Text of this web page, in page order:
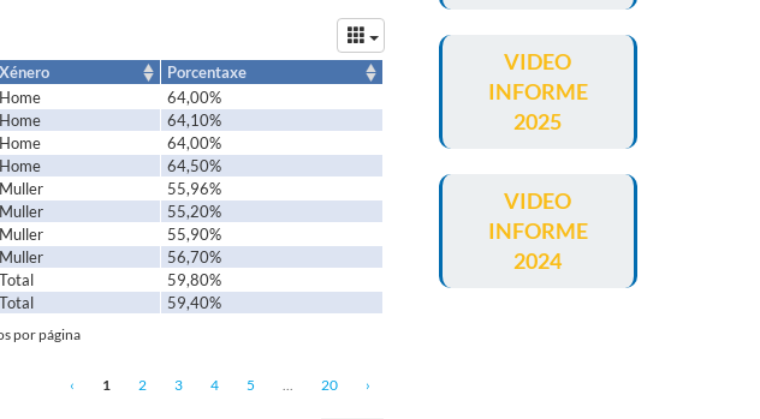
Xénero
Porcentaxe
Home
64,00%
Home
64,10%
Home
64,00%
Home
64,50%
Muller
55,96%
Muller
55,20%
Muller
55,90%
Muller
56,70%
Total
59,80%
Total 59,40%
por página
‹ 1 2 3 4 5 ... 20 ›
VIDEO
INFORME
2025
VIDEO
INFORME
2024